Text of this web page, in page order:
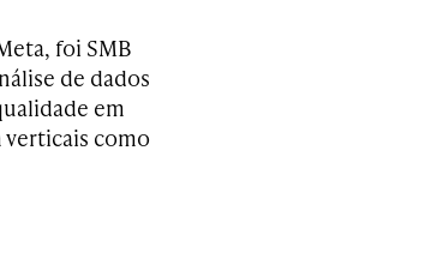
foi SMB
de dados
em
verticais como